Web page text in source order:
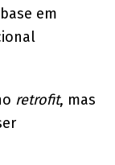
em
retrofit, mas